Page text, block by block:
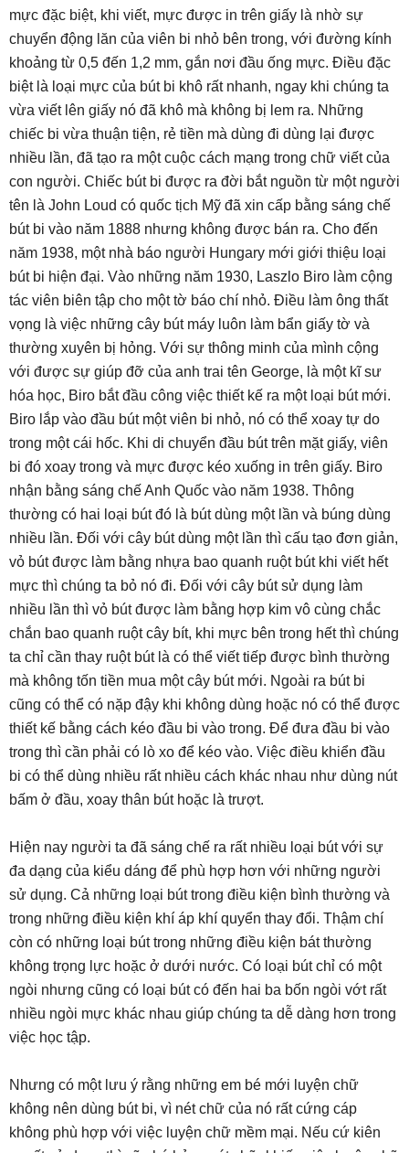
mực đặc biệt, khi viết, mực được in trên giấy là nhờ sự
chuyển động lăn của viên bi nhỏ bên trong, với đường kính
khoảng từ 0,5 đến 1,2 mm, gắn nơi đầu ống mực. Điều đặc
biệt là loại mực của bút bi khô rất nhanh, ngay khi chúng ta
vừa viết lên giấy nó đã khô mà không bị lem ra. Những
chiếc bi vừa thuận tiện, rẻ tiền mà dùng đi dùng lại được
nhiều lần, đã tạo ra một cuộc cách mạng trong chữ viết của
con người. Chiếc bút bi được ra đời bắt nguồn từ một người
tên là John Loud có quốc tịch Mỹ đã xin cấp bằng sáng chế
bút bi vào năm 1888 nhưng không được bán ra. Cho đến
năm 1938, một nhà báo người Hungary mới giới thiệu loại
bút bi hiện đại. Vào những năm 1930, Laszlo Biro làm cộng
tác viên biên tập cho một tờ báo chí nhỏ. Điều làm ông thất
vọng là việc những cây bút máy luôn làm bẩn giấy tờ và
thường xuyên bị hỏng. Với sự thông minh của mình cộng
với được sự giúp đỡ của anh trai tên George, là một kĩ sư
hóa học, Biro bắt đầu công việc thiết kế ra một loại bút mới.
Biro lắp vào đầu bút một viên bi nhỏ, nó có thể xoay tự do
trong một cái hốc. Khi di chuyển đầu bút trên mặt giấy, viên
bi đó xoay trong và mực được kéo xuống in trên giấy. Biro
nhận bằng sáng chế Anh Quốc vào năm 1938. Thông
thường có hai loại bút đó là bút dùng một lần và búng dùng
nhiều lần. Đối với cây bút dùng một lần thì cấu tạo đơn giản,
vỏ bút được làm bằng nhựa bao quanh ruột bút khi viết hết
mực thì chúng ta bỏ nó đi. Đối với cây bút sử dụng làm
nhiều lần thì vỏ bút được làm bằng hợp kim vô cùng chắc
chắn bao quanh ruột cây bít, khi mực bên trong hết thì chúng
ta chỉ cần thay ruột bút là có thể viết tiếp được bình thường
mà không tốn tiền mua một cây bút mới. Ngoài ra bút bi
cũng có thể có nặp đậy khi không dùng hoặc nó có thể được
thiết kế bằng cách kéo đầu bi vào trong. Để đưa đầu bi vào
trong thì cần phải có lò xo để kéo vào. Việc điều khiển đầu
bi có thể dùng nhiều rất nhiều cách khác nhau như dùng nút
bấm ở đầu, xoay thân bút hoặc là trượt.
Hiện nay người ta đã sáng chế ra rất nhiều loại bút với sự
đa dạng của kiểu dáng để phù hợp hơn với những người
sử dụng. Cả những loại bút trong điều kiện bình thường và
trong những điều kiện khí áp khí quyển thay đổi. Thậm chí
còn có những loại bút trong những điều kiện bát thường
không trọng lực hoặc ở dưới nước. Có loại bút chỉ có một
ngòi nhưng cũng có loại bút có đến hai ba bốn ngòi vớt rất
nhiều ngòi mực khác nhau giúp chúng ta dễ dàng hơn trong
việc học tập.
Nhưng có một lưu ý rằng những em bé mới luyện chữ
không nên dùng bút bi, vì nét chữ của nó rất cứng cáp
không phù hợp với việc luyện chữ mềm mại. Nếu cứ kiên